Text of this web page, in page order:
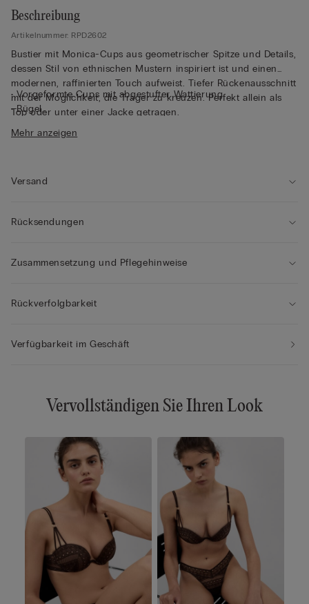
Beschreibung
Artikelnummer: RPD2602
Bustier mit Monica-Cups aus geometrischer Spitze und Details,
dessen Stil von ethnischen Mustern inspiriert ist und einen
modernen, raffinierten Touch aufweist. Tiefer Rückenausschnitt
mit der Möglichkeit, die Träger zu kreuzen. Perfekt allein als
Top oder unter einer Jacke getragen.
• Vorgeformte Cups mit abgestufter Wattierung
• Bügel
• Vollständig mit Tüll unterlegtes Unterbrustband
• Das Model ist 175 cm groß und trägt Größe 2B / 75B / 34B /
Mehr anzeigen
Versand
Rücksendungen
Zusammensetzung und Pflegehinweise
Rückverfolgbarkeit
Verfügbarkeit im Geschäft
Vervollständigen Sie Ihren Look